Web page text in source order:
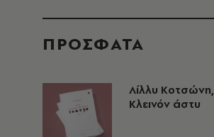
ΠΡΟΣΦΑΤΑ
Λίλλυ Κοτσώνη,
Κλεινόν άστυ